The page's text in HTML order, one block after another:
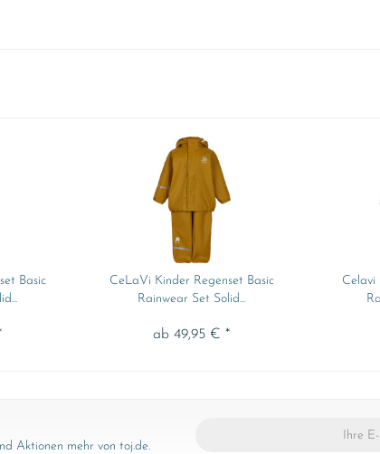
Basic
CeLaVi Kinder Regenset Basic
Rainwear Set Solid...
ab 49,95 € *
Celavi
Aktionen mehr von toj.de.